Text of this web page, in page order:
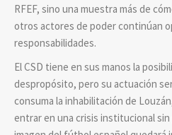
RFEF, sino una muestra más de
otros actores de poder continúan
responsabilidades.
El CSD tiene en sus manos la
despropósito, pero su actuación
consuma la inhabilitación de
entrar en una crisis institucional